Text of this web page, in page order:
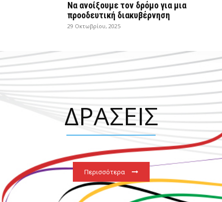
Να ανοίξουμε τον δρόμο για μια
προοδευτική διακυβέρνηση
29 Οκτωβρίου, 2025
ΔΡΑΣΕΙΣ
Περισσότερα